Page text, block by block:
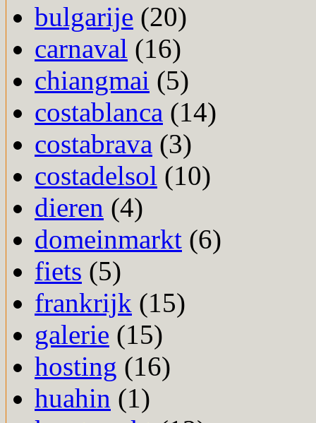
bulgarije (20)
carnaval (16)
chiangmai (5)
costablanca (14)
costabrava (3)
costadelsol (10)
dieren (4)
domeinmarkt (6)
fiets (5)
frankrijk (15)
galerie (15)
hosting (16)
huahin (1)